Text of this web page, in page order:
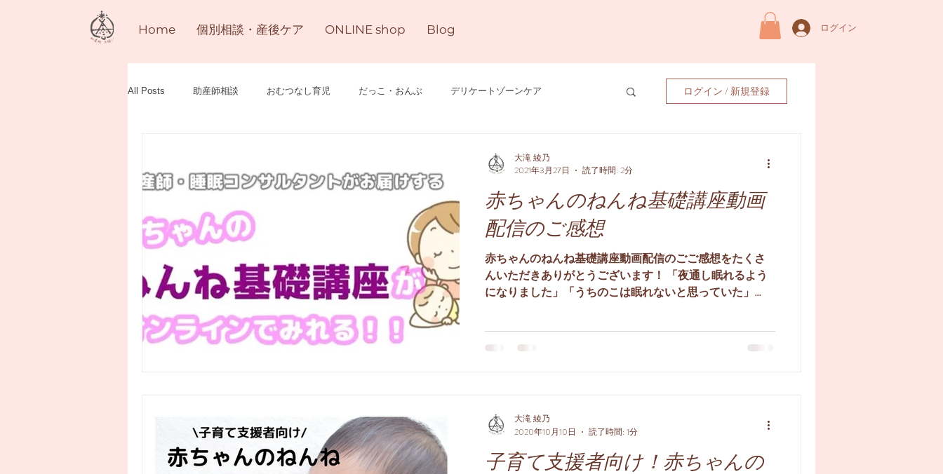
Home 個別相談・産後ケア ONLINE shop Blog ログイン
All Posts 助産師相談 おむつなし育児 だっこ・おんぶ デリケートゾーンケア ログイン / 新規登録
赤ちゃんのねんね基礎講座動画
配信のご感想
赤ちゃんのねんね基礎講座動画配信のごご感想をたくさ
んいただきありがとうございます！ 「夜通し眠れるよう
になりました」「うちのこは眠れないと思っていた」
みじみ喜びがこみ上げます♡
大滝 綾乃
2021年3月27日
読了時間: 2分
子育て支援者向け！赤ちゃんの
大滝 綾乃
2020年10月10日
読了時間: 1分